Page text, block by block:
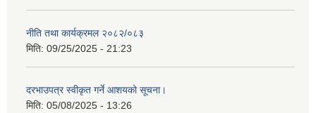
नीति तथा कार्यक्रमल २०८२/०८३
मिति: 09/25/2025 - 21:23
दरभाउपत्र स्वीकृत गर्ने आशयको सूचना।
मिति: 05/08/2025 - 13:26